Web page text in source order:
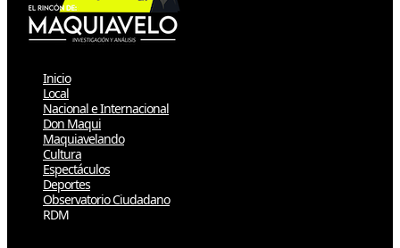
Inicio
Local
Nacional e Internacional
Don Maqui
Maquiavelando
Cultura
Espectáculos
Deportes
Observatorio Ciudadano
RDM